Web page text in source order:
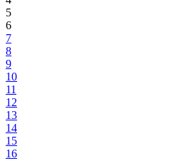
5
6
7
8
9
10
11
12
13
14
15
16